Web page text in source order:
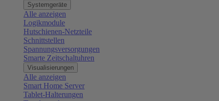
Systemgeräte
Alle anzeigen
Logikmodule
Hutschienen-Netzteile
Schnittstellen
Spannungsversorgungen
Smarte Zeitschaltuhren
Visualisierungen
Alle anzeigen
Smart Home Server
Tablet-Halterungen